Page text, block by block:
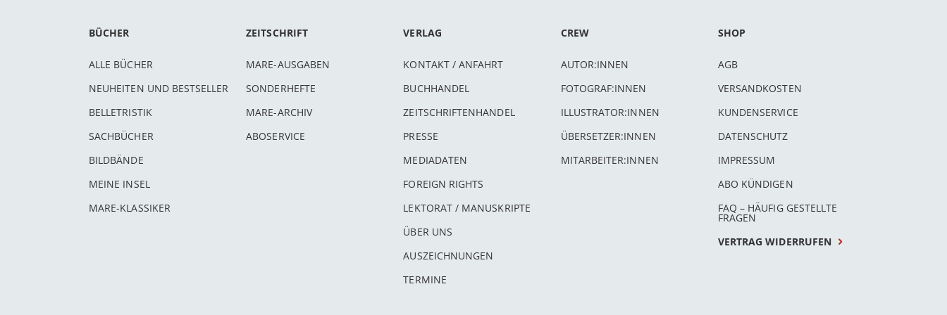
BÜCHER
ALLE BÜCHER
NEUHEITEN UND BESTSELLER
BELLETRISTIK
SACHBÜCHER
BILDBÄNDE
MEINE INSEL
MARE-KLASSIKER
ZEITSCHRIFT
MARE-AUSGABEN
SONDERHEFTE
MARE-ARCHIV
ABOSERVICE
VERLAG
KONTAKT / ANFAHRT
BUCHHANDEL
ZEITSCHRIFTENHANDEL
PRESSE
MEDIADATEN
FOREIGN RIGHTS
LEKTORAT / MANUSKRIPTE
ÜBER UNS
AUSZEICHNUNGEN
TERMINE
CREW
AUTOR:INNEN
FOTOGRAF:INNEN
ILLUSTRATOR:INNEN
ÜBERSETZER:INNEN
MITARBEITER:INNEN
SHOP
AGB
VERSANDKOSTEN
KUNDENSERVICE
DATENSCHUTZ
IMPRESSUM
ABO KÜNDIGEN
FAQ – HÄUFIG GESTELLTE
FRAGEN
VERTRAG WIDERRUFEN